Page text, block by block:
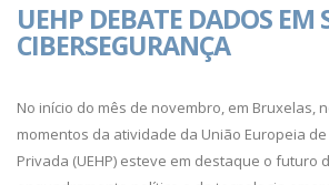
UEHP DEBATE DADOS EM
CIBERSEGURANÇA
No início do mês de novembro, em Bruxelas,
momentos da atividade da União Europeia
Privada (UEHP) esteve em destaque o futuro